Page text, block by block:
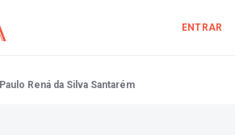
ENTRAR
Paulo Rená da Silva Santarém